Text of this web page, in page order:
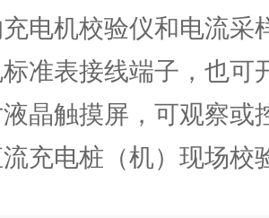
电机校验仪和电流采
准表接线端子，也可
晶触摸屏，可观察或
充电桩（机）现场校